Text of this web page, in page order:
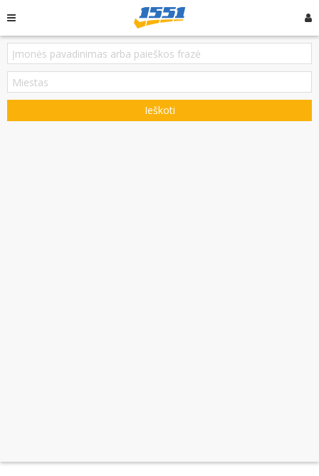
Ieškoti